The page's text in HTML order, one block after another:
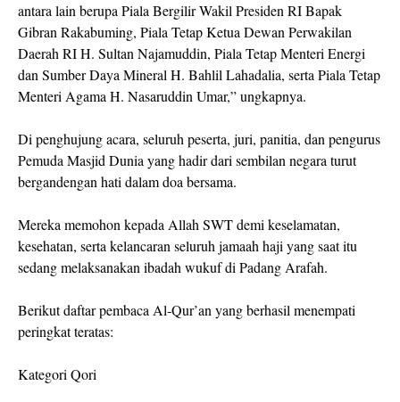
antara lain berupa Piala Bergilir Wakil Presiden RI Bapak
Gibran Rakabuming, Piala Tetap Ketua Dewan Perwakilan
Daerah RI H. Sultan Najamuddin, Piala Tetap Menteri Energi
dan Sumber Daya Mineral H. Bahlil Lahadalia, serta Piala Tetap
Menteri Agama H. Nasaruddin Umar,” ungkapnya.
Di penghujung acara, seluruh peserta, juri, panitia, dan pengurus
Pemuda Masjid Dunia yang hadir dari sembilan negara turut
bergandengan hati dalam doa bersama.
Mereka memohon kepada Allah SWT demi keselamatan,
kesehatan, serta kelancaran seluruh jamaah haji yang saat itu
sedang melaksanakan ibadah wukuf di Padang Arafah.
Berikut daftar pembaca Al‑Qur’an yang berhasil menempati
peringkat teratas:
Kategori Qori